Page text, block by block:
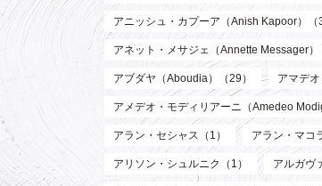
アニッシュ・カプーア（Anish Kapoor）（
アネット・メサジェ（Annette Messager）
アブダヤ（Aboudia）（29） アマデ
アメデオ・モディリアーニ（Amedeo
アラン・セシャス（1） アラン・マコ
アリソン・シュルニク（1） アルガヴ